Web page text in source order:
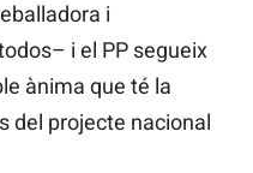
i
i el PP segueix
ànima que té la
del projecte nacional